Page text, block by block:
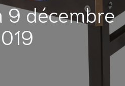
9 décembre